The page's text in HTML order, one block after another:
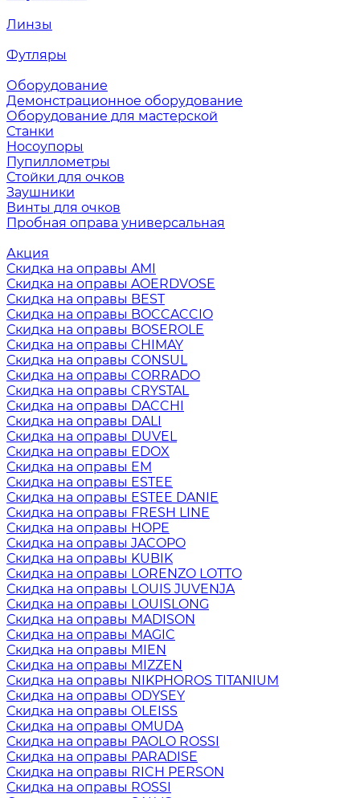
Линзы
Футляры
Оборудование
Демонстрационное оборудование
Оборудование для мастерской
Станки
Носоупоры
Пупиллометры
Стойки для очков
Заушники
Винты для очков
Пробная оправа универсальная
Акция
Скидка на оправы AMI
Скидка на оправы AOERDVOSE
Скидка на оправы BEST
Скидка на оправы BOCCACCIO
Скидка на оправы BOSEROLE
Скидка на оправы CHIMAY
Скидка на оправы CONSUL
Скидка на оправы CORRADO
Скидка на оправы CRYSTAL
Скидка на оправы DACCHI
Скидка на оправы DALI
Скидка на оправы DUVEL
Скидка на оправы EDOX
Скидка на оправы EM
Скидка на оправы ESTEE
Скидка на оправы ESTEE DANIE
Скидка на оправы FRESH LINE
Скидка на оправы HOPE
Скидка на оправы JACOPO
Скидка на оправы KUBIK
Скидка на оправы LORENZO LOTTO
Скидка на оправы LOUIS JUVENJA
Скидка на оправы LOUISLONG
Скидка на оправы MADISON
Скидка на оправы MAGIC
Скидка на оправы MIEN
Скидка на оправы MIZZEN
Скидка на оправы NIKPHOROS TITANIUM
Скидка на оправы ODYSEY
Скидка на оправы OLEISS
Скидка на оправы OMUDA
Скидка на оправы PAOLO ROSSI
Скидка на оправы PARADISE
Скидка на оправы RICH PERSON
Скидка на оправы ROSSI